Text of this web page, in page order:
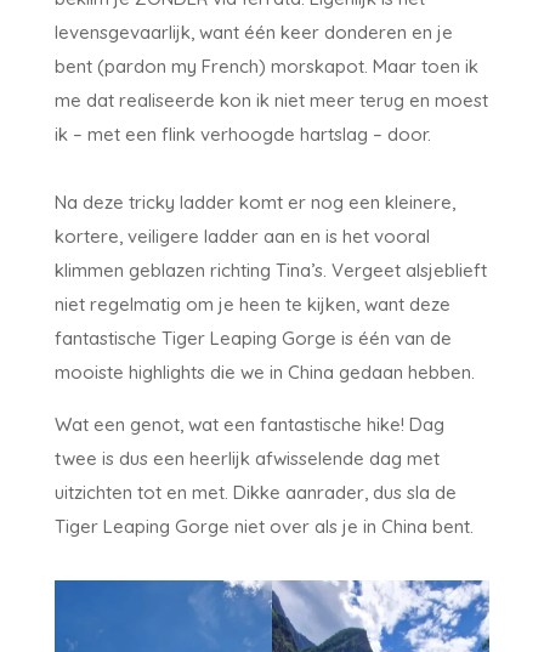
levensgevaarlijk, want één keer donderen en je
bent (pardon my French) morskapot. Maar toen ik
me dat realiseerde kon ik niet meer terug en moest
ik – met een flink verhoogde hartslag – door.
Na deze tricky ladder komt er nog een kleinere,
kortere, veiligere ladder aan en is het vooral
klimmen geblazen richting Tina’s. Vergeet alsjeblieft
niet regelmatig om je heen te kijken, want deze
fantastische Tiger Leaping Gorge is één van de
mooiste highlights die we in China gedaan hebben.
Wat een genot, wat een fantastische hike! Dag
twee is dus een heerlijk afwisselende dag met
uitzichten tot en met. Dikke aanrader, dus sla de
Tiger Leaping Gorge niet over als je in China bent.